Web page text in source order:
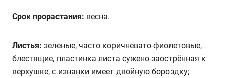
Срок прорастания: весна.
Листья: зеленые, часто коричневато-фиолетовые,
блестящие, пластинка листа сужено-заострённая к
верхушке, с изнанки имеет двойную бороздку;